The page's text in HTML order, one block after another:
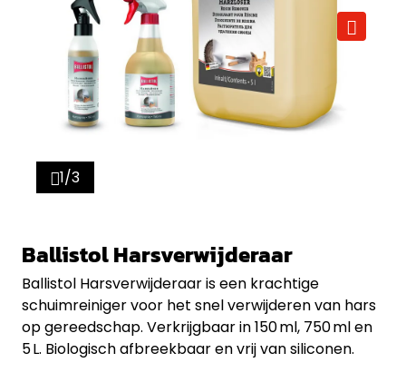
1/3
Ballistol Harsverwijderaar
Ballistol Harsverwijderaar is een krachtige
schuimreiniger voor het snel verwijderen van hars
op gereedschap. Verkrijgbaar in 150 ml, 750 ml en
5 L. Biologisch afbreekbaar en vrij van siliconen.